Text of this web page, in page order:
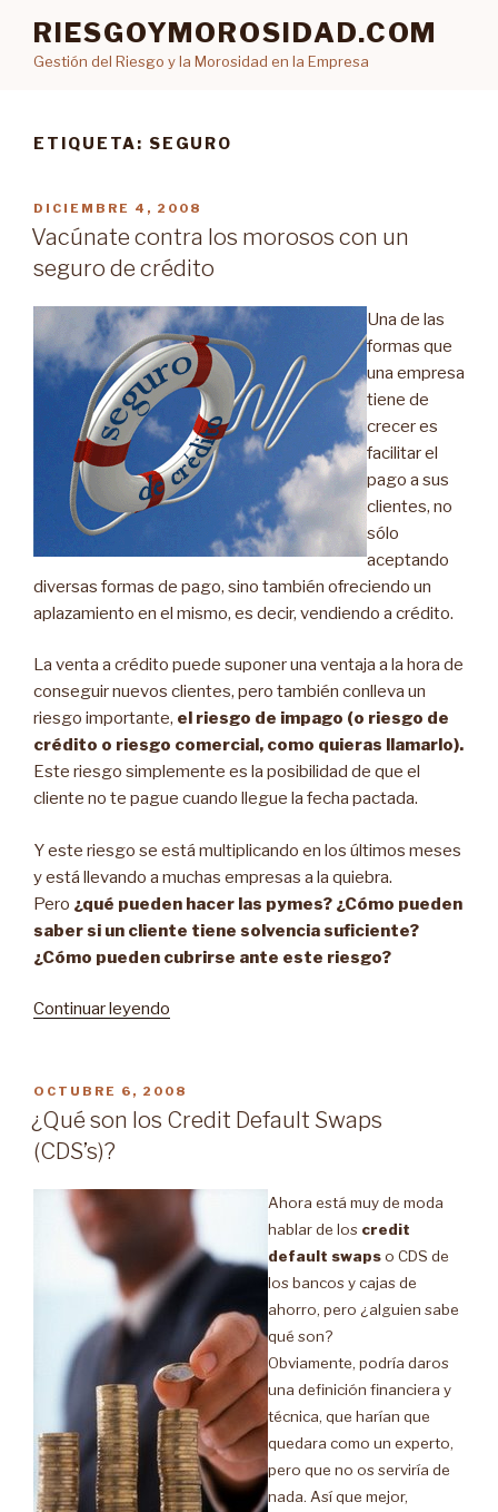
contenido
RIESGOYMOROSIDAD.COM
Gestión del Riesgo y la Morosidad en la Empresa
ETIQUETA: SEGURO
PUBLICADO
EN
DICIEMBRE 4, 2008
Vacúnate contra los morosos con un
seguro de crédito
Una de las
formas que
una empresa
tiene de
crecer es
facilitar el
pago a sus
clientes, no
sólo
aceptando
diversas formas de pago, sino también ofreciendo un
aplazamiento en el mismo, es decir, vendiendo a crédito.
La venta a crédito puede suponer una ventaja a la hora de
conseguir nuevos clientes, pero también conlleva un
riesgo importante, el riesgo de impago (o riesgo de
crédito o riesgo comercial, como quieras llamarlo).
Este riesgo simplemente es la posibilidad de que el
cliente no te pague cuando llegue la fecha pactada.
Y este riesgo se está multiplicando en los últimos meses
y está llevando a muchas empresas a la quiebra.
Pero ¿qué pueden hacer las pymes? ¿Cómo pueden
saber si un cliente tiene solvencia suficiente?
¿Cómo pueden cubrirse ante este riesgo?
Continuar leyendo
morosos
con
de
crédito”
PUBLICADO
EN
OCTUBRE 6, 2008
¿Qué son los Credit Default Swaps
(CDS’s)?
Ahora está muy de moda
hablar de los credit
default swapso CDS de
los bancos y cajas de
ahorro, pero ¿alguien sabe
qué son?
Obviamente, podría daros
una definición financiera y
técnica, que harían que
quedara como un experto,
pero que no os serviría de
nada. Así que mejor,